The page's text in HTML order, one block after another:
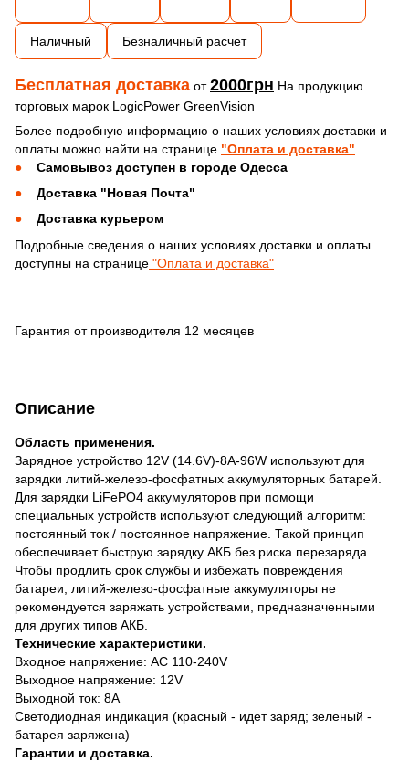
Описание
Область применения.
Зарядное устройство 12V (14.6V)-8A-96W используют для
зарядки литий-железо-фосфатных аккумуляторных батарей.
Для зарядки LiFePO4 аккумуляторов при помощи
специальных устройств используют следующий алгоритм:
постоянный ток / постоянное напряжение. Такой принцип
обеспечивает быструю зарядку АКБ без риска перезаряда.
Чтобы продлить срок службы и избежать повреждения
батареи, литий-железо-фосфатные аккумуляторы не
рекомендуется заряжать устройствами, предназначенными
для других типов АКБ.
Технические характеристики.
Входное напряжение: AC 110-240V
Выходное напряжение: 12V
Выходной ток: 8A
Светодиодная индикация (красный - идет заряд; зеленый -
батарея заряжена)
Гарантии и доставка.
Наличный Безналичный расчет
Бесплатная доставка от2000грн На продукцию
торговых марок LogicPower GreenVision
Более подробную информацию о наших условиях доставки и
оплаты можно найти на странице "Оплата и доставка"
Самовывоз доступен в городе Одесса
Доставка "Новая Почта"
Доставка курьером
Подробные сведения о наших условиях доставки и оплаты
доступны на странице "Оплата и доставка"
Гарантия от производителя 12 месяцев